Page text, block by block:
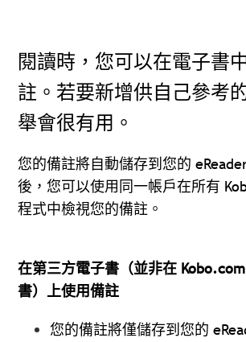
閱讀時，您可以在電子書
註。若要新增供自己參考
舉會很有用。
您的備註將自動儲存到您的
後，您可以使用同一帳戶在所有
程式中檢視您的備註。
在第三方電子書（並非在
書）上使用備註
您的備註將僅儲存到您的